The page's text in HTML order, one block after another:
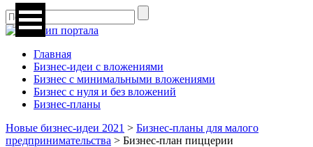
Главная
Бизнес-идеи с вложениями
Бизнес с минимальными вложениями
Бизнес с нуля и без вложений
Бизнес-планы
Новые бизнес-идеи 2021 > Бизнес-планы для малого
предпринимательства > Бизнес-план пиццерии